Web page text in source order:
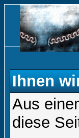
Ihnen
Aus
diese